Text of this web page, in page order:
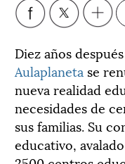
Diez años
Aulaplaneta se
nueva realidad
necesidades de
sus familias. Su
educativo,